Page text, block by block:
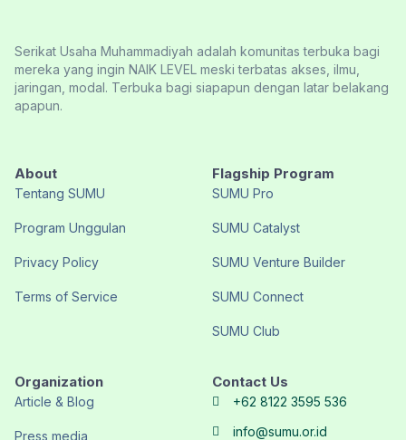
Serikat Usaha Muhammadiyah adalah komunitas terbuka bagi
mereka yang ingin NAIK LEVEL meski terbatas akses, ilmu,
jaringan, modal. Terbuka bagi siapapun dengan latar belakang
apapun.
About
Tentang SUMU
Program Unggulan
Privacy Policy
Terms of Service
Flagship Program
SUMU Pro
SUMU Catalyst
SUMU Venture Builder
SUMU Connect
SUMU Club
Organization
Article & Blog
Press media
Contact Us
+62 8122 3595 536
info@sumu.or.id